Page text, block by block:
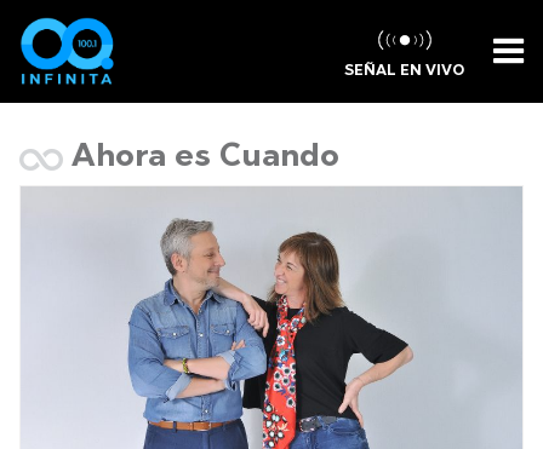
SEÑAL EN VIVO
Ahora es Cuando